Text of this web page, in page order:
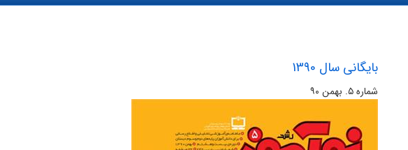
بایگانی سال 1390
شماره‌ ۵. بهمن ۹۰